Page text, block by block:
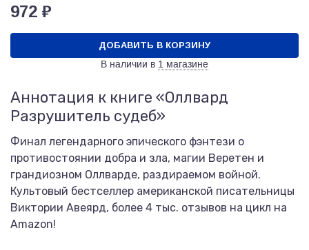
972 ₽
ДОБАВИТЬ В КОРЗИНУ
В наличии в 1 магазине
Аннотация к книге «Оллвард
Разрушитель судеб»
Финал легендарного эпического фэнтези о
противостоянии добра и зла, магии Веретен и
грандиозном Оллварде, раздираемом войной.
Культовый бестселлер американской писательницы
Виктории Авеярд, более 4 тыс. отзывов на цикл на
Amazon!